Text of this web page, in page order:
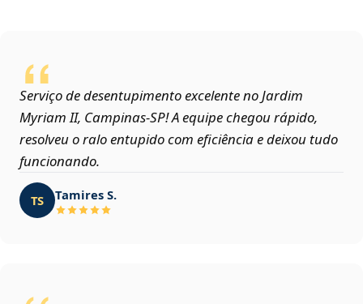
Serviço de desentupimento excelente no Jardim
Myriam II, Campinas‑SP! A equipe chegou rápido,
resolveu o ralo entupido com eficiência e deixou tudo
funcionando.
TS Tamires S.